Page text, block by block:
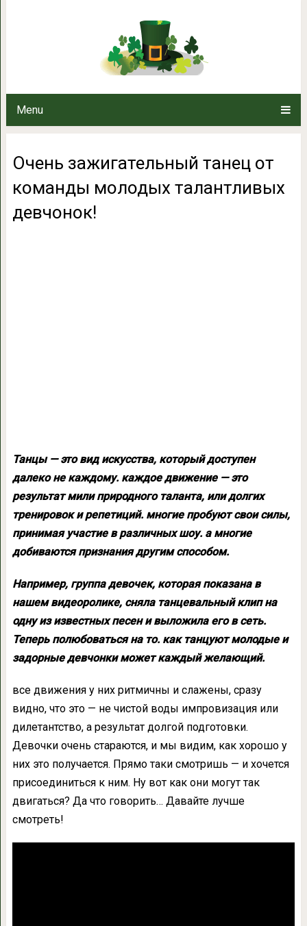
Menu
Очень зажигательный
Очень зажигательный танец от
команды молодых талантливых
девчонок!
Танцы — это вид искусства, который доступен
далеко не каждому. каждое движение — это
результат мили природного таланта, или долгих
тренировок и репетиций. многие пробуют свои силы,
принимая участие в различных шоу. а многие
добиваются признания другим способом.
Например, группа девочек, которая показана в
нашем видеоролике, сняла танцевальный клип на
одну из известных песен и выложила его в сеть.
Теперь полюбоваться на то. как танцуют молодые и
задорные девчонки может каждый желающий.
все движения у них ритмичны и слажены, сразу
видно, что это — не чистой воды импровизация или
дилетантство, а результат долгой подготовки.
Девочки очень стараются, и мы видим, как хорошо у
них это получается. Прямо таки смотришь — и хочется
присоединиться к ним. Ну вот как они могут так
двигаться? Да что говорить… Давайте лучше
смотреть!